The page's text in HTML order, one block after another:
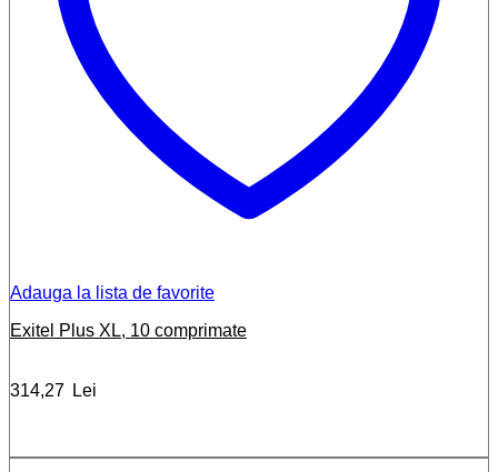
Adauga la lista de favorite
Exitel Plus XL, 10 comprimate
314,27 Lei